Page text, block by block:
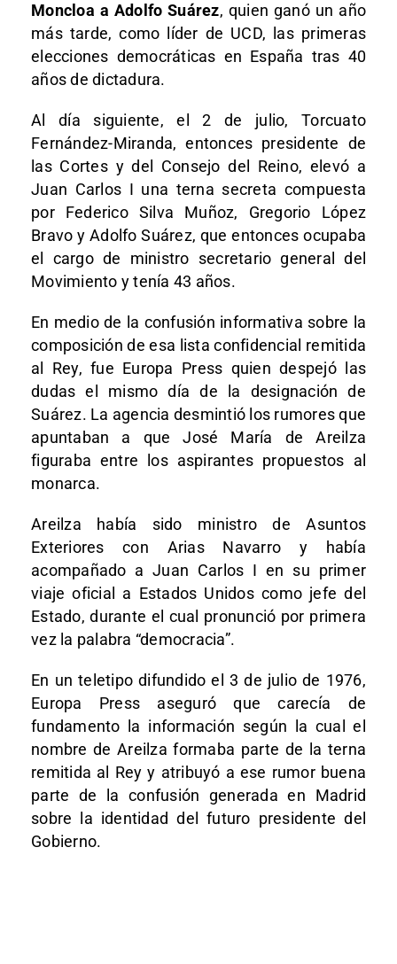
Moncloa a Adolfo Suárez, quien ganó un año
más tarde, como líder de UCD, las primeras
elecciones democráticas en España tras 40
años de dictadura.
Al día siguiente, el 2 de julio, Torcuato
Fernández-Miranda, entonces presidente de
las Cortes y del Consejo del Reino, elevó a
Juan Carlos I una terna secreta compuesta
por Federico Silva Muñoz, Gregorio López
Bravo y Adolfo Suárez, que entonces ocupaba
el cargo de ministro secretario general del
Movimiento y tenía 43 años.
En medio de la confusión informativa sobre la
composición de esa lista confidencial remitida
al Rey, fue Europa Press quien despejó las
dudas el mismo día de la designación de
Suárez. La agencia desmintió los rumores que
apuntaban a que José María de Areilza
figuraba entre los aspirantes propuestos al
monarca.
Areilza había sido ministro de Asuntos
Exteriores con Arias Navarro y había
acompañado a Juan Carlos I en su primer
viaje oficial a Estados Unidos como jefe del
Estado, durante el cual pronunció por primera
vez la palabra “democracia”.
En un teletipo difundido el 3 de julio de 1976,
Europa Press aseguró que carecía de
fundamento la información según la cual el
nombre de Areilza formaba parte de la terna
remitida al Rey y atribuyó a ese rumor buena
parte de la confusión generada en Madrid
sobre la identidad del futuro presidente del
Gobierno.